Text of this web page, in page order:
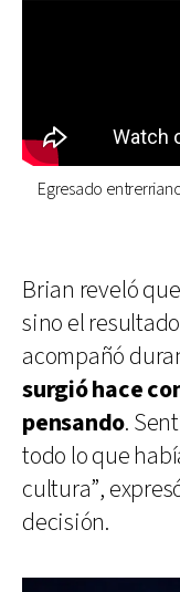
Egresado
Brian reveló
sino el
acompañó
surgió hace
pensando.
todo lo que
cultura”,
decisión.